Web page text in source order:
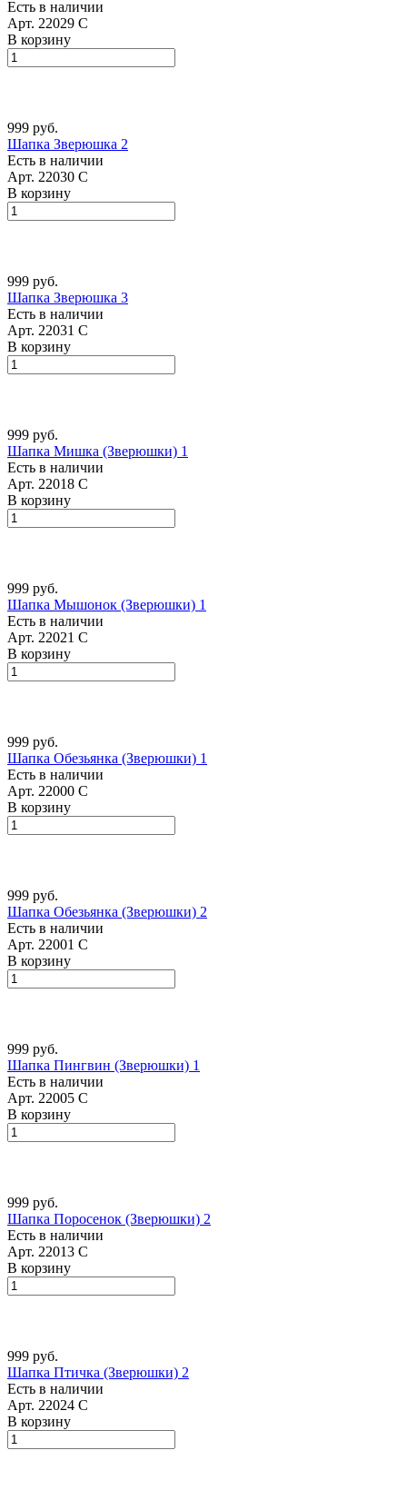
Есть в наличии
Арт. 22029 С
В корзину
999 руб.
Шапка Зверюшка 2
Есть в наличии
Арт. 22030 С
В корзину
999 руб.
Шапка Зверюшка 3
Есть в наличии
Арт. 22031 С
В корзину
999 руб.
Шапка Мишка (Зверюшки) 1
Есть в наличии
Арт. 22018 С
В корзину
999 руб.
Шапка Мышонок (Зверюшки) 1
Есть в наличии
Арт. 22021 С
В корзину
999 руб.
Шапка Обезьянка (Зверюшки) 1
Есть в наличии
Арт. 22000 С
В корзину
999 руб.
Шапка Обезьянка (Зверюшки) 2
Есть в наличии
Арт. 22001 С
В корзину
999 руб.
Шапка Пингвин (Зверюшки) 1
Есть в наличии
Арт. 22005 С
В корзину
999 руб.
Шапка Поросенок (Зверюшки) 2
Есть в наличии
Арт. 22013 С
В корзину
999 руб.
Шапка Птичка (Зверюшки) 2
Есть в наличии
Арт. 22024 С
В корзину